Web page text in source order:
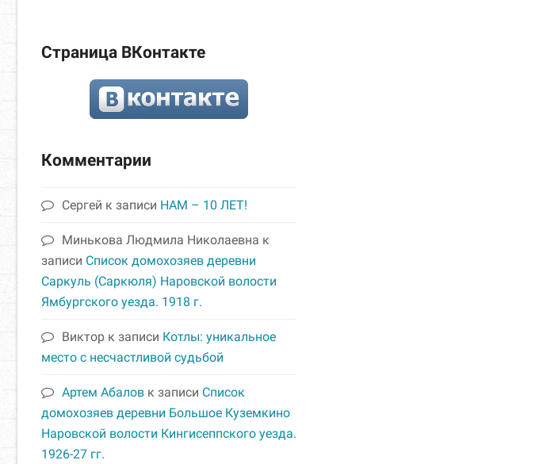
Страница ВКонтакте
Комментарии
Сергей к записи НАМ – 10 ЛЕТ!
Минькова Людмила Николаевна к
записи Список домохозяев деревни
Саркуль (Саркюля) Наровской волости
Ямбургского уезда. 1918 г.
Виктор к записи Котлы: уникальное
место с несчастливой судьбой
Артем Абалов к записи Список
домохозяев деревни Большое Куземкино
Наровской волости Кингисеппского уезда.
1926-27 гг.